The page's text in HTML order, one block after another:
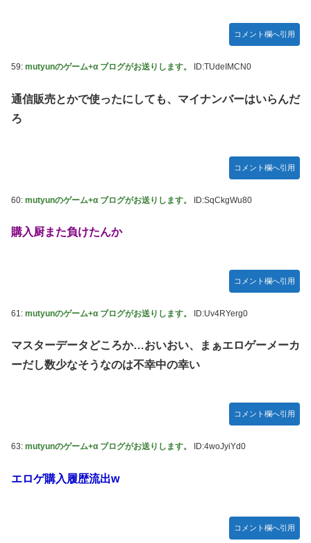
コメント欄へ引用
59: mutyunのゲーム+α ブログがお送りします。 ID:TUdeIMCN0
通信販売とかで使ったにしても、マイナンバーはいらんだ
ろ
コメント欄へ引用
60: mutyunのゲーム+α ブログがお送りします。 ID:SqCkgWu80
購入厨また負けたんか
コメント欄へ引用
61: mutyunのゲーム+α ブログがお送りします。 ID:Uv4RYerg0
マスターデータどころか…おいおい、まぁエロゲーメーカ
ーだし数少なそうなのは不幸中の幸い
コメント欄へ引用
63: mutyunのゲーム+α ブログがお送りします。 ID:4woJyiYd0
エロゲ購入履歴流出w
コメント欄へ引用